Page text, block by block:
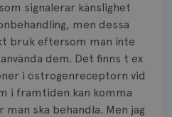
signalerar känslighet
men dessa
bruk eftersom man inte
dem. Det finns t ex
i östrogenreceptorn vid
i framtiden kan komma
ska behandla. Men jag